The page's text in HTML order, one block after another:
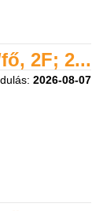
2F; 2...
2026-08-07